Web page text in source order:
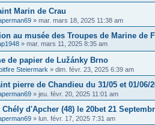
Marin de Crau
» mar. mars 18, 2025 11:38 am
au musée des Troupes de Marine de
» mar. mars 11, 2025 8:35 am
de papier de Lužánky Brno
Steiermark » dim. févr. 23, 2025 6:39 am
pierre de Chandieu du 31/05 et 01/06/
» jeu. févr. 20, 2025 11:01 am
Chély d'Apcher (48) le 20bet 21
» lun. févr. 17, 2025 7:31 am